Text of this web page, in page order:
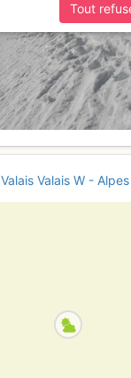
Valais Valais W -
Tout